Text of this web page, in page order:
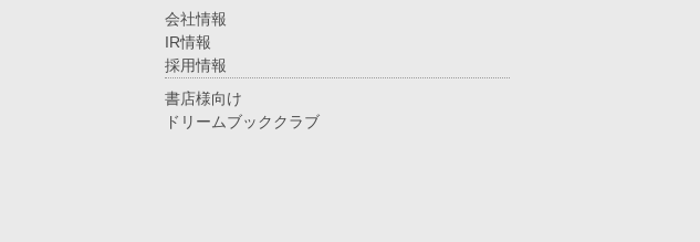
会社情報
IR情報
採用情報
書店様向け
ドリームブッククラブ